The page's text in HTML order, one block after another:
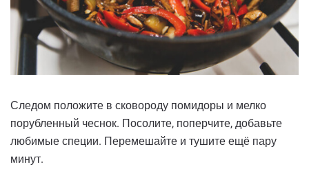
Следом положите в сковороду помидоры и мелко
порубленный чеснок. Посолите, поперчите, добавьте
любимые специи. Перемешайте и тушите ещё пару
минут.